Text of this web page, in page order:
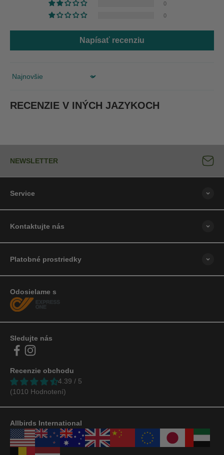
0
0
Napísať recenziu
Sort by
RECENZIE V INÝCH JAZYKOCH
NEWSLETTER
Service
Kontaktujte nás
Sledujte nás
Recenzie obchodu
4.39 / 5
(1010 Hodnotení)
Odosielame s
Platobné prostriedky
Allbirds International